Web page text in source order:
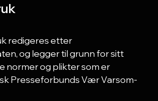
redigeres etter
og legger til grunn for sitt
normer og plikter som er
Presseforbunds Vær Varsom-